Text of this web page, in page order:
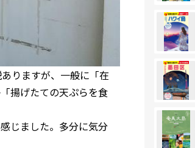
りますが、一般に「在
揚げたての天ぷらを食
じました。多分に気分